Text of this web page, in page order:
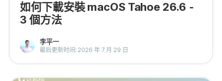
如何下載安裝 macOS Tahoe 26.6 -
3 個方法
李平一
最后更新时间: 2026 年 7 月 29 日